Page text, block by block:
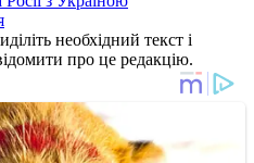
необхідний текст і
про це редакцію.